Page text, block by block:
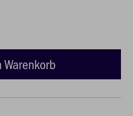
Warenkorb